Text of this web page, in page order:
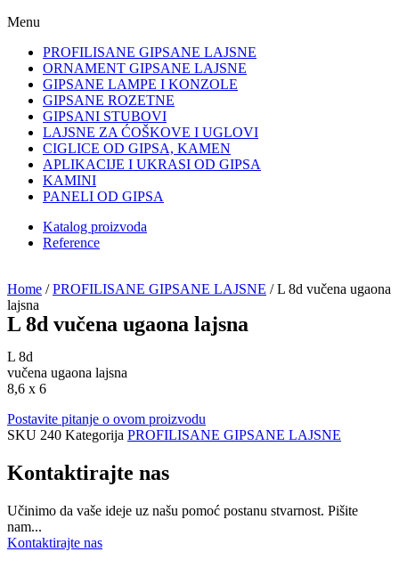
Menu
PROFILISANE GIPSANE LAJSNE
ORNAMENT GIPSANE LAJSNE
GIPSANE LAMPE I KONZOLE
GIPSANE ROZETNE
GIPSANI STUBOVI
LAJSNE ZA ĆOŠKOVE I UGLOVI
CIGLICE OD GIPSA, KAMEN
APLIKACIJE I UKRASI OD GIPSA
KAMINI
PANELI OD GIPSA
Katalog proizvoda
Reference
Home /PROFILISANE GIPSANE LAJSNE / L 8d vučena ugaona
lajsna
L 8d vučena ugaona lajsna
L 8d
vučena ugaona lajsna
8,6 x 6
Postavite pitanje o ovom proizvodu
SKU 240 Kategorija PROFILISANE GIPSANE LAJSNE
Kontaktirajte nas
Učinimo da vaše ideje uz našu pomoć postanu stvarnost. Pišite
nam...
Kontaktirajte nas